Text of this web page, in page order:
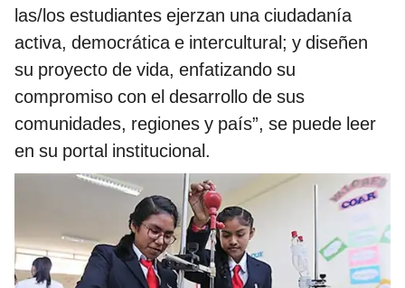
las/los estudiantes ejerzan una ciudadanía
activa, democrática e intercultural; y diseñen
su proyecto de vida, enfatizando su
compromiso con el desarrollo de sus
comunidades, regiones y país”, se puede leer
en su portal institucional.